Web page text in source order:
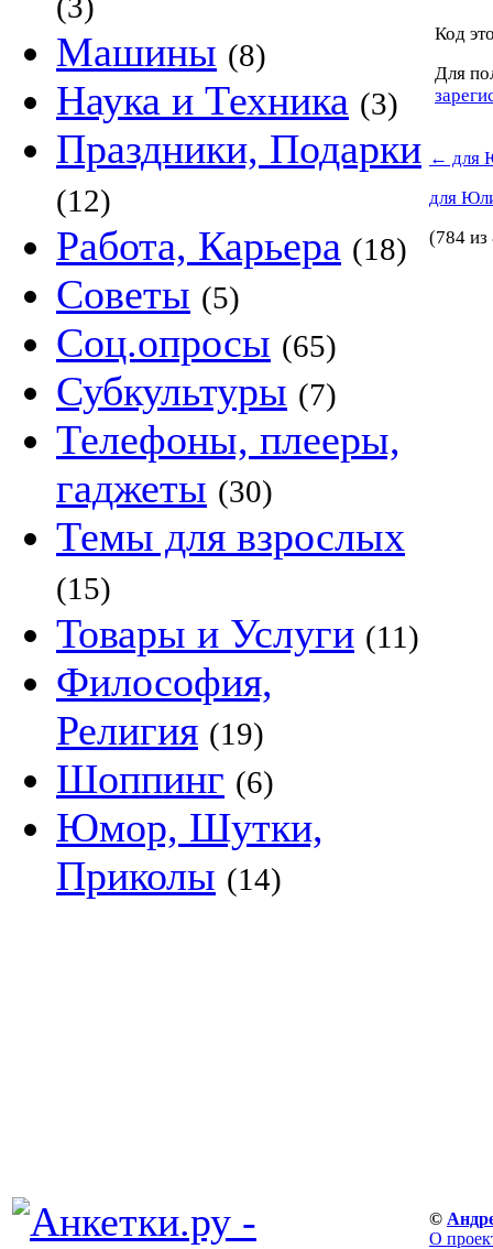
Машины (8)
Наука и Техника (3)
Праздники, Подарки
(12)
Работа, Карьера (18)
Советы (5)
Соц.опросы (65)
Субкультуры (7)
Телефоны, плееры,
гаджеты (30)
Темы для взрослых
(15)
Товары и Услуги (11)
Философия,
Религия (19)
Шоппинг (6)
Юмор, Шутки,
Приколы (14)
Код
Для
← для
для
(784 из
©
О